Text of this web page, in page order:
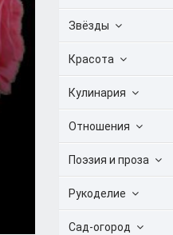
Звёзды
Красота
Кулинария
Отношения
Поэзия и проза
Рукоделие
Сад-огород